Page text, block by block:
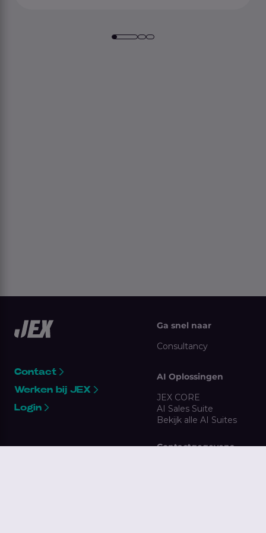
Contact
Werken bij JEX
Login
Ga snel naar
Consultancy
AI Oplossingen
JEX CORE
AI Sales Suite
Bekijk alle AI Suites
Contactgegevens